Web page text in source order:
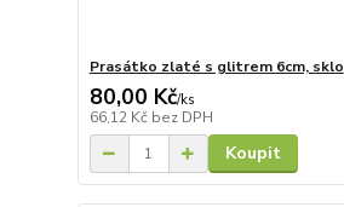
Prasátko zlaté s glitrem 6cm, sklo
80,00 Kč/ks
66,12 Kč bez DPH
Koupit